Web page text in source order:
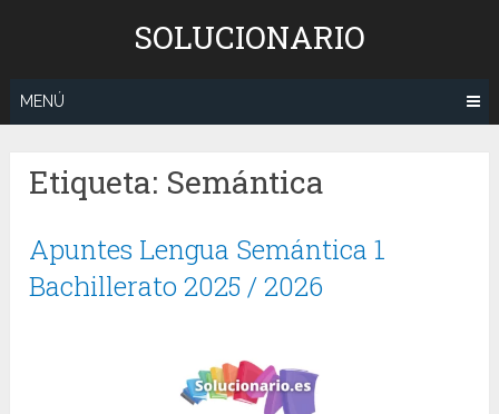
SOLUCIONARIO
MENÚ
Etiqueta: Semántica
Apuntes Lengua Semántica 1
Bachillerato 2025 / 2026